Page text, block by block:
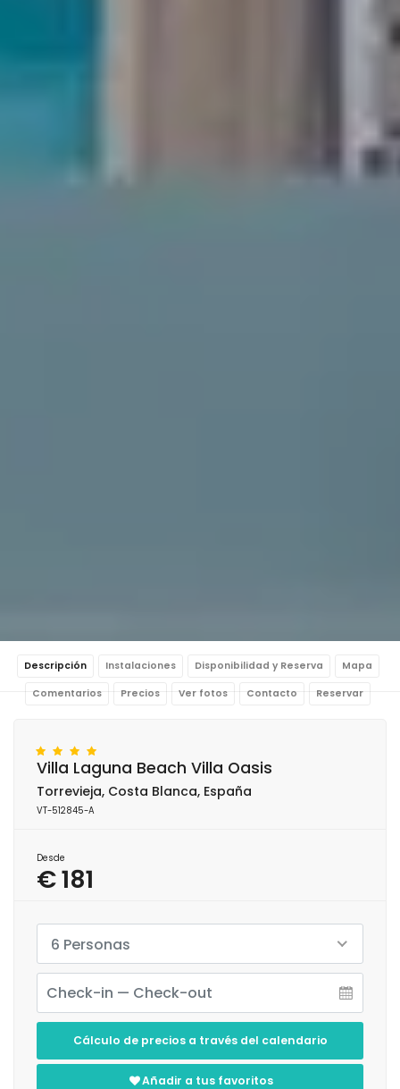
Descripción Instalaciones Disponibilidad y Reserva Mapa
Comentarios Precios Ver fotos Contacto Reservar
Villa Laguna Beach Villa Oasis
Torrevieja, Costa Blanca, España
VT-512845-A
Desde
€ 181
6 Personas
Cálculo de precios a través del calendario
Añadir a tus favoritos